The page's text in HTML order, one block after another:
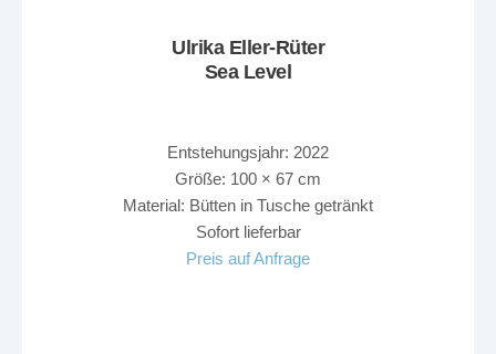
Ulrika Eller-Rüter
Sea Level
Entstehungsjahr: 2022
Größe: 100 × 67 cm
Material: Bütten in Tusche getränkt
Sofort lieferbar
Preis auf Anfrage